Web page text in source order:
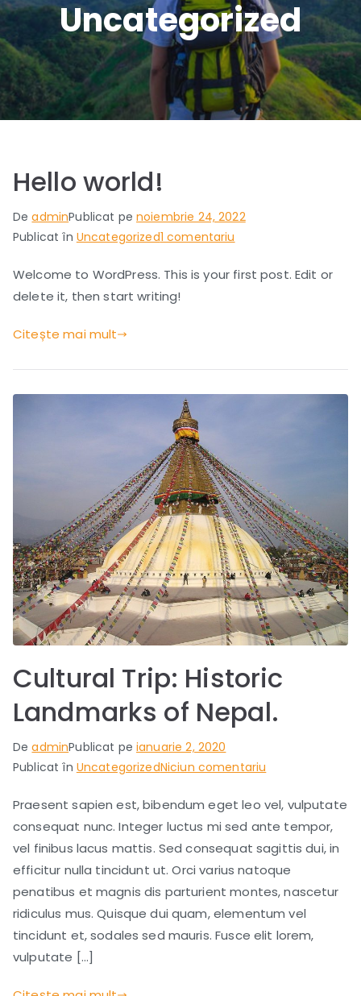
Andr
ei
Uncategorized
Hello world!
DeadminPublicat penoiembrie 24, 2022
Publicat în Uncategorized1 comentariu
world!
Welcome to WordPress. This is your first post. Edit or
delete it, then start writing!
Citește mai mult
Cultural Trip: Historic
Landmarks of Nepal.
DeadminPublicat peianuarie 2, 2020
Publicat în UncategorizedNiciun comentariu
Trip:
Historic
Landmarks
of
Nepal.
Praesent sapien est, bibendum eget leo vel, vulputate
consequat nunc. Integer luctus mi sed ante tempor,
vel finibus lacus mattis. Sed consequat sagittis dui, in
efficitur nulla tincidunt ut. Orci varius natoque
penatibus et magnis dis parturient montes, nascetur
ridiculus mus. Quisque dui quam, elementum vel
tincidunt et, sodales sed mauris. Fusce elit lorem,
vulputate […]